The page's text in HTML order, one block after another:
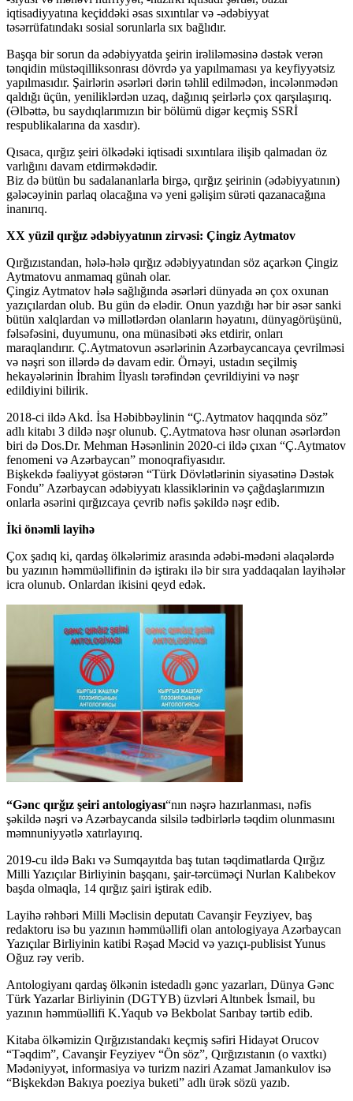
iqtisadiyyatına keçiddəki əsas sıxıntılar və -ədəbiyyat
təsərrüfatındakı sosial sorunlarla sıx bağlıdır.
Başqa bir sorun da ədəbiyyatda şeirin irəliləməsinə dəstək verən
tənqidin müstəqilliksonrası dövrdə ya yapılmaması ya keyfiyyətsiz
yapılmasıdır. Şairlərin əsərləri dərin təhlil edilmədən, incələnmədən
qaldığı üçün, yeniliklərdən uzaq, dağınıq şeirlərlə çox qarşılaşırıq.
(Əlbəttə, bu saydıqlarımızın bir bölümü digər keçmiş SSRİ
respublikalarına da xasdır).
Qısaca, qırğız şeiri ölkədəki iqtisadi sıxıntılara ilişib qalmadan öz
varlığını davam etdirməkdədir.
Biz də bütün bu sadalananlarla birgə, qırğız şeirinin (ədəbiyyatının)
gələcəyinin parlaq olacağına və yeni gəlişim sürəti qazanacağına
inanırıq.
XX yüzil qırğız ədəbiyyatının zirvəsi: Çingiz Aytmatov
Qırğızıstandan, hələ-hələ qırğız ədəbiyyatından söz açarkən Çingiz
Aytmatovu anmamaq günah olar.
Çingiz Aytmatov hələ sağlığında əsərləri dünyada ən çox oxunan
yazıçılardan olub. Bu gün də elədir. Onun yazdığı hər bir əsər sanki
bütün xalqlardan və millətlərdən olanların həyatını, dünyagörüşünü,
fəlsəfəsini, duyumunu, ona münasibəti əks etdirir, onları
maraqlandırır. Ç.Aytmatovun əsərlərinin Azərbaycancaya çevrilməsi
və nəşri son illərdə də davam edir. Örnəyi, ustadın seçilmiş
hekayələrinin İbrahim İlyaslı tərəfindən çevrildiyini və nəşr
edildiyini bilirik.
2018-ci ildə Akd. İsa Həbibbəylinin “Ç.Aytmatov haqqında söz”
adlı kitabı 3 dildə nəşr olunub. Ç.Aytmatova həsr olunan əsərlərdən
biri də Dos.Dr. Mehman Həsənlinin 2020-ci ildə çıxan “Ç.Aytmatov
fenomeni və Azərbaycan” monoqrafiyasıdır.
Bişkekdə fəaliyyət göstərən “Türk Dövlətlərinin siyasətinə Dəstək
Fondu” Azərbaycan ədəbiyyatı klassiklərinin və çağdaşlarımızın
onlarla əsərini qırğızcaya çevrib nəfis şəkildə nəşr edib.
İki önəmli layihə
Çox şadıq ki, qardaş ölkələrimiz arasında ədəbi-mədəni əlaqələrdə
bu yazının həmmüəllifinin də iştirakı ilə bir sıra yaddaqalan layihələr
icra olunub. Onlardan ikisini qeyd edək.
“Gənc qırğız şeiri antologiyası“nın nəşrə hazırlanması, nəfis
şəkildə nəşri və Azərbaycanda silsilə tədbirlərlə təqdim olunmasını
məmnuniyyətlə xatırlayırıq.
2019-cu ildə Bakı və Sumqayıtda baş tutan təqdimatlarda Qırğız
Milli Yazıçılar Birliyinin başqanı, şair-tərcüməçi Nurlan Kalıbekov
başda olmaqla, 14 qırğız şairi iştirak edib.
Layihə rəhbəri Milli Məclisin deputatı Cavanşir Feyziyev, baş
redaktoru isə bu yazının həmmüəllifi olan antologiyaya Azərbaycan
Yazıçılar Birliyinin katibi Rəşad Məcid və yazıçı-publisist Yunus
Oğuz rəy verib.
Antologiyanı qardaş ölkənin istedadlı gənc yazarları, Dünya Gənc
Türk Yazarlar Birliyinin (DGTYB) üzvləri Altınbek İsmail, bu
yazının həmmüəllifi K.Yaqub və Bekbolat Sarıbay tərtib edib.
Kitaba ölkəmizin Qırğızıstandakı keçmiş səfiri Hidayət Orucov
“Təqdim”, Cavanşir Feyziyev “Ön söz”, Qırğızıstanın (o vaxtkı)
Mədəniyyət, informasiya və turizm naziri Azamat Jamankulov isə
“Bişkekdən Bakıya poeziya buketi” adlı ürək sözü yazıb.